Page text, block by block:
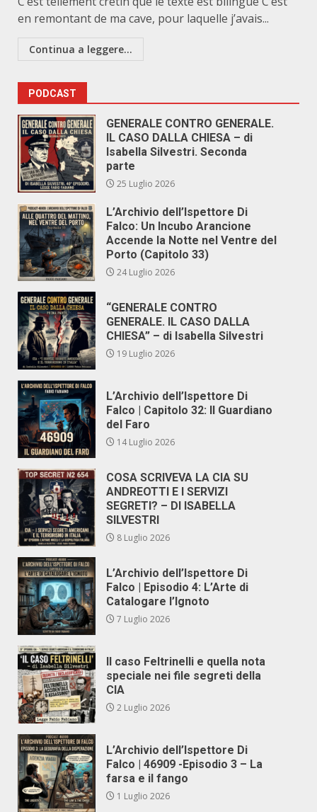
en remontant de ma cave, pour laquelle j’avais...
Continua a leggere...
PODCAST
GENERALE CONTRO GENERALE.
IL CASO DALLA CHIESA – di
Isabella Silvestri. Seconda
parte
25 Luglio 2026
L’Archivio dell’Ispettore Di
Falco: Un Incubo Arancione
Accende la Notte nel Ventre del
Porto (Capitolo 33)
24 Luglio 2026
“GENERALE CONTRO
GENERALE. IL CASO DALLA
CHIESA” – di Isabella Silvestri
19 Luglio 2026
L’Archivio dell’Ispettore Di
Falco | Capitolo 32: Il Guardiano
del Faro
14 Luglio 2026
COSA SCRIVEVA LA CIA SU
ANDREOTTI E I SERVIZI
SEGRETI? – DI ISABELLA
SILVESTRI
8 Luglio 2026
L’Archivio dell’Ispettore Di
Falco | Episodio 4: L’Arte di
Catalogare l’Ignoto
7 Luglio 2026
Il caso Feltrinelli e quella nota
speciale nei file segreti della
CIA
2 Luglio 2026
L’Archivio dell’Ispettore Di
Falco | 46909 -Episodio 3 – La
farsa e il fango
1 Luglio 2026